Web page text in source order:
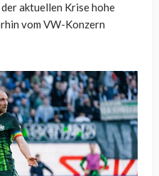
aktuellen Krise hohe
vom VW-Konzern